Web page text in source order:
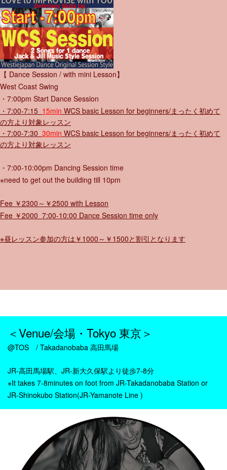
【 Dance Session / with mini Lesson】
West Coast Swing
・7:00pm Start Dance Session
・7:00-7:15 15min WCS basic Lesson for beginners/まったく初めて
の方より対象レッスン
・7:00-7:30 30min WCS basic Lesson for beginners/まったく初めて
の方より対象レッスン
・7:00-10:00pm Dancing Session time
※need to get out the building till 10pm
Fee ￥2300～￥2500 with Lesson
Fee ￥2000 7:00-10:00 Dance Session time only
※昼レッスン参加の方は￥1000～￥1500と割引となります
＜Venue/会場・Tokyo 東京＞
@TOS / Takadanobaba 高田馬場
JR-高田馬場駅、JR-新大久保駅より徒歩7-8分
※It takes 7-8minutes on foot from JR-Takadanobaba Station or
JR-Shinokubo Station(JR-Yamanote Line )